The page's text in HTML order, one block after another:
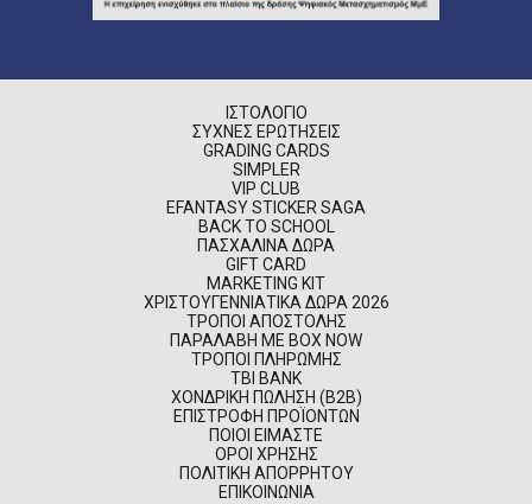
ΙΣΤΟΛΌΓΙΟ
ΣΥΧΝΈΣ ΕΡΩΤΉΣΕΙΣ
GRADING CARDS
SIMPLER
VIP CLUB
EFANTASY STICKER SAGA
BACK TO SCHOOL
ΠΑΣΧΑΛΙΝΆ ΔΏΡΑ
GIFT CARD
MARKETING KIT
ΧΡΙΣΤΟΥΓΕΝΝΙΆΤΙΚΑ ΔΏΡΑ 2026
ΤΡΌΠΟΙ ΑΠΟΣΤΟΛΉΣ
ΠΑΡΑΛΑΒΉ ΜΕ BOX NOW
ΤΡΌΠΟΙ ΠΛΗΡΩΜΉΣ
TBI BANK
ΧΟΝΔΡΙΚΉ ΠΏΛΗΣΗ (B2B)
ΕΠΙΣΤΡΟΦΉ ΠΡΟΪΌΝΤΩΝ
ΠΟΙΟΊ ΕΊΜΑΣΤΕ
ΌΡΟΙ ΧΡΉΣΗΣ
ΠΟΛΙΤΙΚΉ ΑΠΟΡΡΉΤΟΥ
ΕΠΙΚΟΙΝΩΝΊΑ